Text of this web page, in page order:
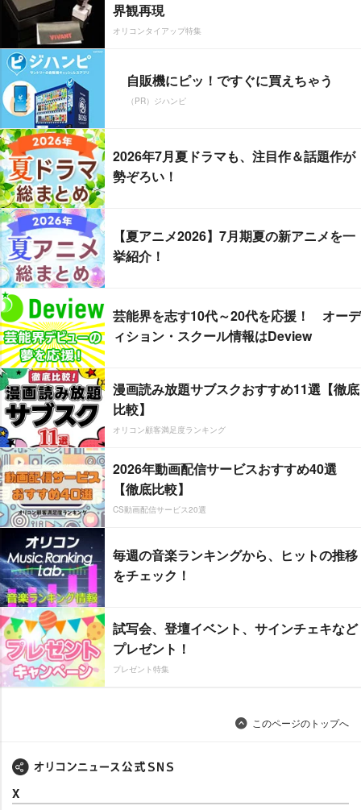
界観再現
オリコンタイアップ特集
自販機にピッ！ですぐに買えちゃう
（PR）ジハンピ
2026年7月夏ドラマも、注目作＆話題作が
勢ぞろい！
【夏アニメ2026】7月期夏の新アニメを一
挙紹介！
芸能界を志す10代～20代を応援！ オーデ
ィション・スクール情報はDeview
漫画読み放題サブスクおすすめ11選【徹底
比較】
オリコン顧客満足度ランキング
2026年動画配信サービスおすすめ40選
【徹底比較】
CS動画配信サービス20選
毎週の音楽ランキングから、ヒットの推移
をチェック！
試写会、登壇イベント、サインチェキなど
プレゼント！
プレゼント特集
このページのトップへ
X